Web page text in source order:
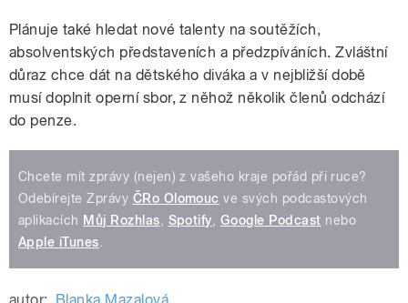
Plánuje také hledat nové talenty na soutěžích,
absolventských představeních a předzpíváních. Zvláštní
důraz chce dát na dětského diváka a v nejbližší době
musí doplnit operní sbor, z něhož několik členů odchází
do penze.
Chcete mít zprávy (nejen) z vašeho kraje pořád při ruce?
Odebírejte Zprávy ČRo Olomouc ve svých podcastových
aplikacích Můj Rozhlas, Spotify, Google Podcast nebo
Apple iTunes.